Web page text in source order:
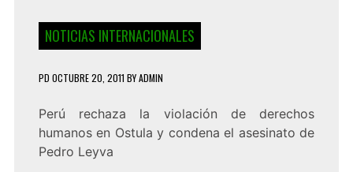
NOTICIAS INTERNACIONALES
PD OCTUBRE 20, 2011 BYADMIN
Perú rechaza la violación de derechos
humanos en Ostula y condena el asesinato de
Pedro Leyva